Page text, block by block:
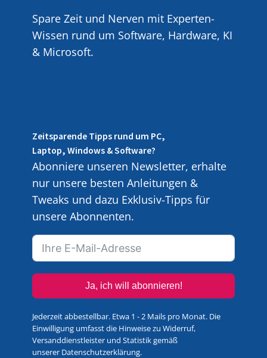
Spare Zeit und Nerven mit Experten-
Wissen rund um Software, Hardware, KI
& Microsoft.
Zeitsparende Tipps rund um PC,
Laptop, Windows & Software?
Abonniere unseren Newsletter, erhalte
nur unsere besten Anleitungen &
Tweaks und dazu Exklusiv-Tipps für
unsere Abonnenten.
Ja, ich will abonnieren!
Jederzeit abbestellbar. Etwa 1 - 2 Mails pro Monat. Die
Einwilligung umfasst die Hinweise zu Widerruf,
Versanddienstleister und Statistik gemäß
unserer Datenschutzerklärung.